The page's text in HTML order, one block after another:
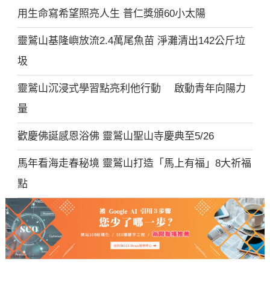
用生命寫希望照亮人生 普仁獎頒60小太陽
靈鷲山基隆嶼放流2.4萬尾魚苗 淨灘清出142公斤垃
圾
靈鷲山沉浸式學習點亮利他行動 啟動青年向陽力
量
歡慶佛誕感恩浴佛 靈鷲山聖山寺慶典至5/26
馬年看海走春秘境 靈鷲山打造「馬上有福」8大祈福
點